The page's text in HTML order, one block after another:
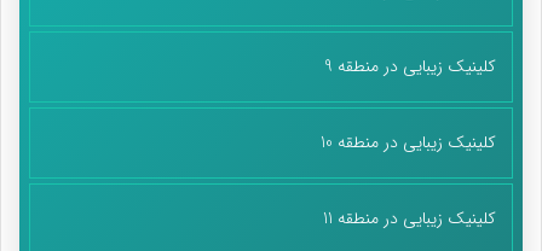
کلینیک زیبایی در منطقه 9
کلینیک زیبایی در منطقه 10
کلینیک زیبایی در منطقه 11